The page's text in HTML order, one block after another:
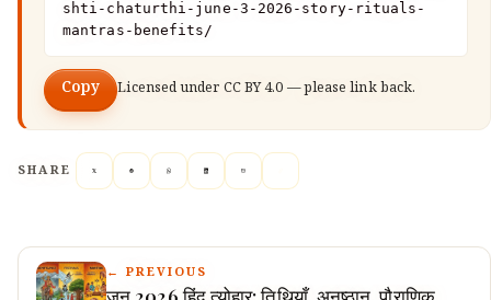
shti-chaturthi-june-3-2026-story-rituals-
mantras-benefits/
Copy Licensed under CC BY 4.0 — please link back.
SHARE
← PREVIOUS